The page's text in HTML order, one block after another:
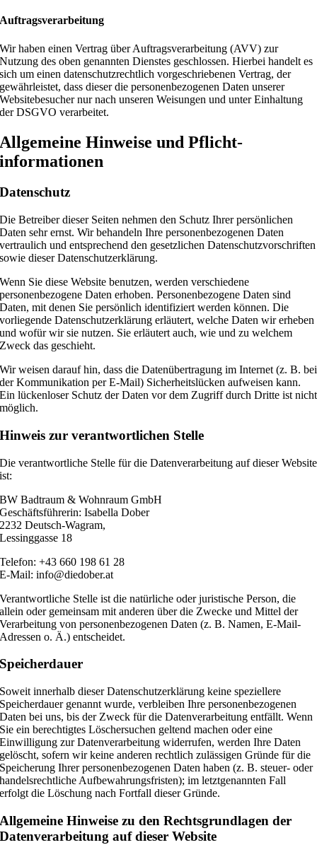
Auftragsverarbeitung
Wir haben einen Vertrag über Auftragsverarbeitung (AVV) zur
Nutzung des oben genannten Dienstes geschlossen. Hierbei handelt es
sich um einen datenschutzrechtlich vorgeschriebenen Vertrag, der
gewährleistet, dass dieser die personenbezogenen Daten unserer
Websitebesucher nur nach unseren Weisungen und unter Einhaltung
der DSGVO verarbeitet.
Allgemeine Hinweise und Pflicht­
informationen
Datenschutz
Die Betreiber dieser Seiten nehmen den Schutz Ihrer persönlichen
Daten sehr ernst. Wir behandeln Ihre personenbezogenen Daten
vertraulich und entsprechend den gesetzlichen Datenschutzvorschriften
sowie dieser Datenschutzerklärung.
Wenn Sie diese Website benutzen, werden verschiedene
personenbezogene Daten erhoben. Personenbezogene Daten sind
Daten, mit denen Sie persönlich identifiziert werden können. Die
vorliegende Datenschutzerklärung erläutert, welche Daten wir erheben
und wofür wir sie nutzen. Sie erläutert auch, wie und zu welchem
Zweck das geschieht.
Wir weisen darauf hin, dass die Datenübertragung im Internet (z. B. bei
der Kommunikation per E-Mail) Sicherheitslücken aufweisen kann.
Ein lückenloser Schutz der Daten vor dem Zugriff durch Dritte ist nicht
möglich.
Hinweis zur verantwortlichen Stelle
Die verantwortliche Stelle für die Datenverarbeitung auf dieser Website
ist:
BW Badtraum & Wohnraum GmbH
Geschäftsführerin: Isabella Dober
2232 Deutsch-Wagram,
Lessinggasse 18
Telefon: +43 660 198 61 28
E-Mail: info@diedober.at
Verantwortliche Stelle ist die natürliche oder juristische Person, die
allein oder gemeinsam mit anderen über die Zwecke und Mittel der
Verarbeitung von personenbezogenen Daten (z. B. Namen, E-Mail-
Adressen o. Ä.) entscheidet.
Speicherdauer
Soweit innerhalb dieser Datenschutzerklärung keine speziellere
Speicherdauer genannt wurde, verbleiben Ihre personenbezogenen
Daten bei uns, bis der Zweck für die Datenverarbeitung entfällt. Wenn
Sie ein berechtigtes Löschersuchen geltend machen oder eine
Einwilligung zur Datenverarbeitung widerrufen, werden Ihre Daten
gelöscht, sofern wir keine anderen rechtlich zulässigen Gründe für die
Speicherung Ihrer personenbezogenen Daten haben (z. B. steuer- oder
handelsrechtliche Aufbewahrungsfristen); im letztgenannten Fall
erfolgt die Löschung nach Fortfall dieser Gründe.
Allgemeine Hinweise zu den Rechtsgrundlagen der
Datenverarbeitung auf dieser Website